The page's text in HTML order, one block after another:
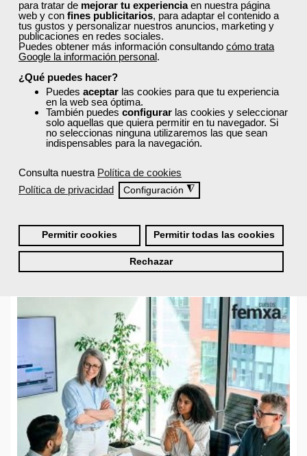
para tratar de mejorar tu experienciaen nuestra página
web y con fines publicitarios, para adaptar el contenido a
tus gustos y personalizar nuestros anuncios, marketing y
publicaciones en redes sociales.
Puedes obtener más información consultando cómo trata
Google la información personal.
¿Qué puedes hacer?
Puedes aceptar las cookies para que tu experiencia
en la web sea óptima.
También puedes configurar las cookies y seleccionar
solo aquellas que quiera permitir en tu navegador. Si
no seleccionas ninguna utilizaremos las que sean
indispensables para la navegación.
Consulta nuestra Política de cookies
Política de privacidad
Configuración ◮
Permitir cookies Permitir todas las cookies
Rechazar
El arte de motivar: Cómo gestionar equipos de alto
rendimiento a través del coaching
Viernes, 09 Junio 2023 08:30
En la actividad profesional de todas las personas se
genera siempre un compendio entre aptitudes y
actitudes. Las primeras recogen todos los saberes teóricos
y prácticos relativos al desarrollo de una determinada
actividad laboral. Sin estos, una persona difícilmente podrá
Las aptitudes se recogen en la formación que recibe una
persona antes y durante su actividad profesional.
Leer más ...